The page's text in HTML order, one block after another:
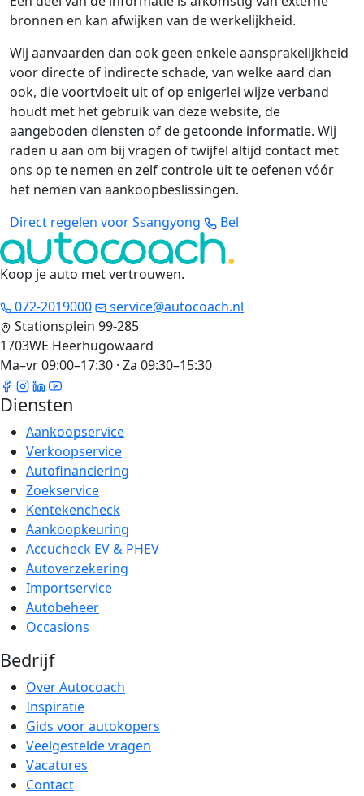
bronnen en kan afwijken van de werkelijkheid.
Wij aanvaarden dan ook geen enkele aansprakelijkheid
voor directe of indirecte schade, van welke aard dan
ook, die voortvloeit uit of op enigerlei wijze verband
houdt met het gebruik van deze website, de
aangeboden diensten of de getoonde informatie. Wij
raden u aan om bij vragen of twijfel altijd contact met
ons op te nemen en zelf controle uit te oefenen vóór
het nemen van aankoopbeslissingen.
Direct regelen voor Ssangyong
Bel
Koop je auto met vertrouwen.
072-2019000
service@autocoach.nl
Stationsplein 99-285
1703WE Heerhugowaard
Ma–vr 09:00–17:30 · Za 09:30–15:30
Diensten
Aankoopservice
Verkoopservice
Autofinanciering
Zoekservice
Kentekencheck
Aankoopkeuring
Accucheck EV & PHEV
Autoverzekering
Importservice
Autobeheer
Occasions
Bedrijf
Over Autocoach
Inspiratie
Gids voor autokopers
Veelgestelde vragen
Vacatures
Contact